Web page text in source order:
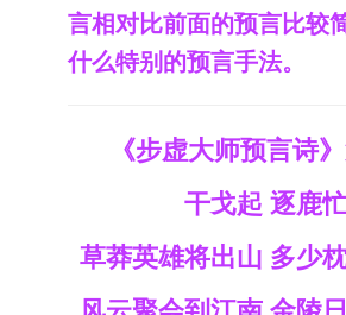
言相对比前面的预言比较
什么特别的预言手法。
《步虚大师预言诗
干戈起 逐鹿
草莽英雄将出山 多少